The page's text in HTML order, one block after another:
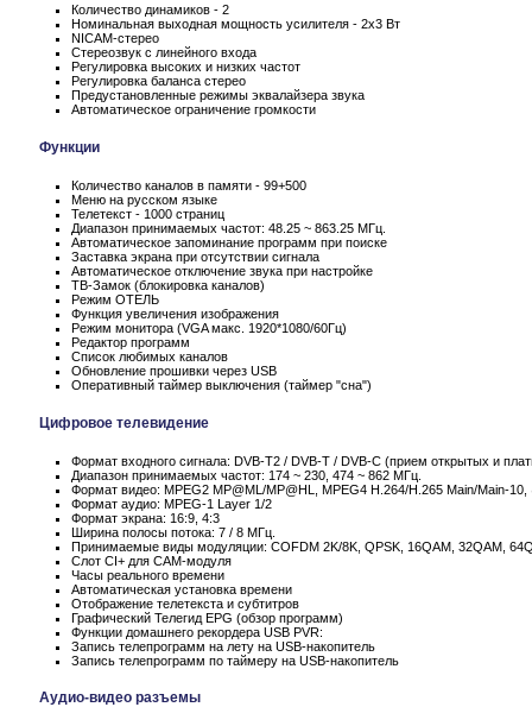
Количество динамиков - 2
Номинальная выходная мощность усилителя - 2x3 Вт
NICAM-стерео
Стереозвук с линейного входа
Регулировка высоких и низких частот
Регулировка баланса стерео
Предустановленные режимы эквалайзера звука
Автоматическое ограничение громкости
Функции
Количество каналов в памяти - 99+500
Меню на русском языке
Телетекст - 1000 страниц
Диапазон принимаемых частот: 48.25 ~ 863.25 МГц.
Автоматическое запоминание программ при поиске
Заставка экрана при отсутствии сигнала
Автоматическое отключение звука при настройке
ТВ-Замок (блокировка каналов)
Режим ОТЕЛЬ
Функция увеличения изображения
Режим монитора (VGA макс. 1920*1080/60Гц)
Редактор программ
Список любимых каналов
Обновление прошивки через USB
Оперативный таймер выключения (таймер "сна")
Цифровое телевидение
Формат входного сигнала: DVB-T2 / DVB-T / DVB-C (прием открытых и
Диапазон принимаемых частот: 174 ~ 230, 474 ~ 862 МГц.
Формат видео: MPEG2 MP@ML/MP@HL, MPEG4 H.264/H.265 Main/Main-10,
Формат аудио: MPEG-1 Layer 1/2
Формат экрана: 16:9, 4:3
Ширина полосы потока: 7 / 8 МГц.
Принимаемые виды модуляции: COFDM 2K/8K, QPSK, 16QAM, 32QAM,
Слот CI+ для CAM-модуля
Часы реального времени
Автоматическая установка времени
Отображение телетекста и субтитров
Графический Телегид EPG (обзор программ)
Функции домашнего рекордера USB PVR:
Запись телепрограмм на лету на USB-накопитель
Запись телепрограмм по таймеру на USB-накопитель
Аудио-видео разъемы